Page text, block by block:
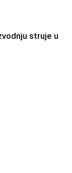
struje u